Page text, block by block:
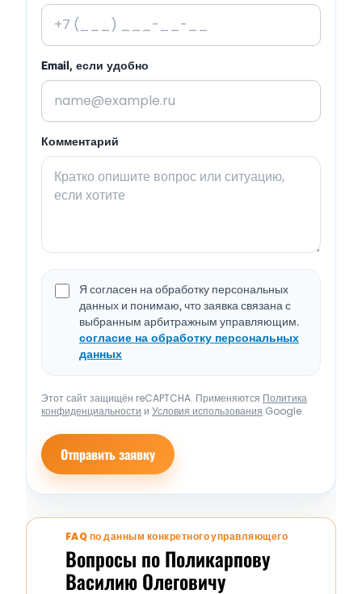
Email, если удобно
Комментарий
Я согласен на обработку персональных
данных и понимаю, что заявка связана с
выбранным арбитражным управляющим.
согласие на обработку персональных
данных
Этот сайт защищён reCAPTCHA. Применяются Политика
конфиденциальности и Условия использования Google.
Отправить заявку
FAQ по данным конкретного управляющего
Вопросы по Поликарпову
Василию Олеговичу